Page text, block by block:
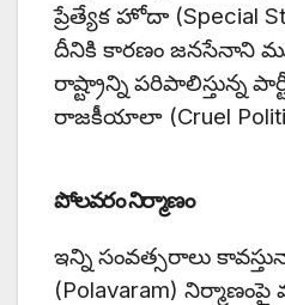
ప్రేత్యేక హోదా (Special
దీనికి కారణం జనసేనాని
రాష్ట్రాన్ని పరిపాలిస్తున్న
రాజకీయాలా (Cruel
పోలవరం నిర్మాణం
ఇన్ని సంవత్సరాలు
(Polavaram) నిర్మాణంపై